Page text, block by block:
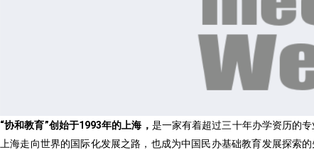
“协和教育”创始于1993年的上海， 是一家有着超过三十年办学资历的
上海走向世界的国际化发展之路，也成为中国民办基础教育发展探